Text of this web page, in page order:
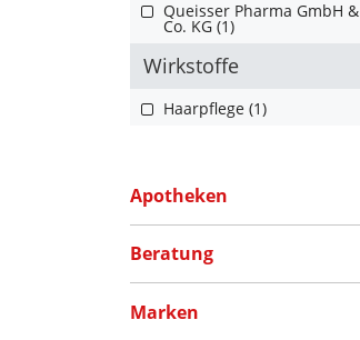
Queisser Pharma GmbH &
Co. KG (1)
Wirkstoffe
Haarpflege (1)
Apotheken
Beratung
Marken